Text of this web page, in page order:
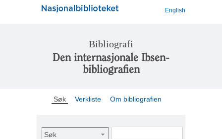
English
Bibliografi
Den internasjonale Ibsen-
bibliografien
Søk Verkliste Om bibliografien
Søk